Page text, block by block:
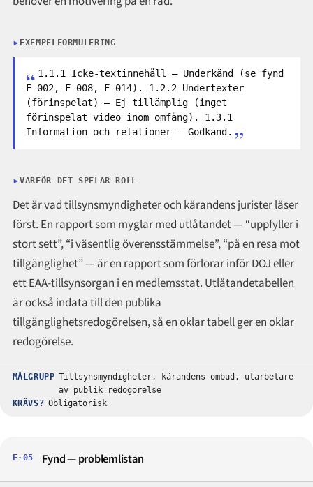
EXEMPELFORMULERING
1.1.1 Icke-textinnehåll — Underkänd (se fynd
F-002, F-008, F-014). 1.2.2 Undertexter
(förinspelat) — Ej tillämplig (inget
förinspelat video inom omfång). 1.3.1
Information och relationer — Godkänd.
VARFÖR DET SPELAR ROLL
Det är vad tillsynsmyndigheter och kärandens jurister läser
först. En rapport som myglar med utlåtandet — “uppfyller i
stort sett”, “i väsentlig överensstämmelse”, “på en resa mot
tillgänglighet” — är en rapport som förlorar inför DOJ eller
ett EAA-tillsynsorgan i en medlemsstat. Utlåtandetabellen
är också indata till den publika
tillgänglighetsredogörelsen, så en oklar tabell ger en oklar
redogörelse.
MÅLGRUPP Tillsynsmyndigheter, kärandens ombud, utarbetare
av publik redogörelse
KRÄVS? Obligatorisk
E·05 Fynd — problemlistan